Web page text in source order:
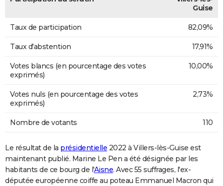
Guise
Taux de participation 82,09%
Taux d'abstention 17,91%
Votes blancs (en pourcentage des votes
exprimés)
10,00%
Votes nuls (en pourcentage des votes
exprimés)
2,73%
Nombre de votants 110
Le résultat de la présidentielle 2022 à Villers-lès-Guise est
maintenant publié. Marine Le Pen a été désignée par les
habitants de ce bourg de l'Aisne. Avec 55 suffrages, l'ex-
députée européenne coiffe au poteau Emmanuel Macron qui